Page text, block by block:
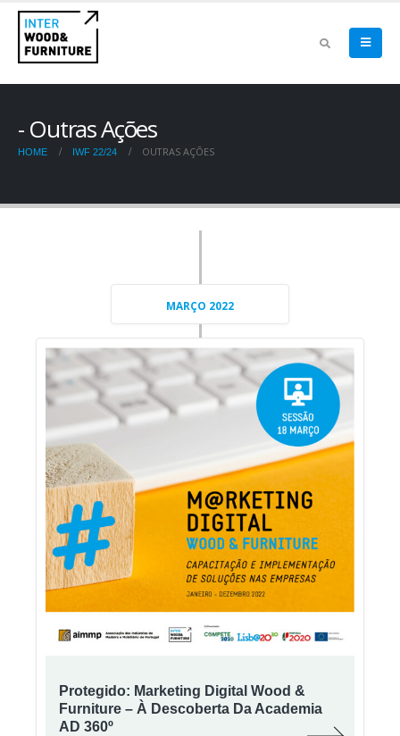
Outras Ações
HOME IWF 22/24 OUTRAS AÇÕES
MARÇO 2022
Protegido: Marketing Digital Wood &
Furniture – À Descoberta Da Academia
AD 360º